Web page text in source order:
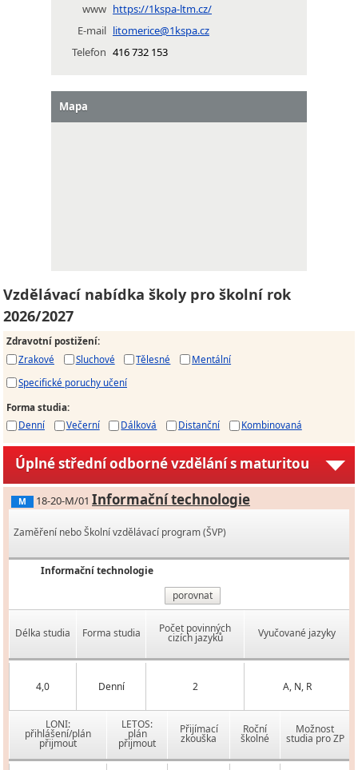
www https://1kspa-ltm.cz/
E-mail litomerice@1kspa.cz
Telefon 416 732 153
Mapa
Vzdělávací nabídka školy pro školní rok
2026/2027
Zdravotní postižení:
Zrakové
Sluchové Tělesné
Mentální
Specifické poruchy učení
Forma studia:
Denní
Večerní Dálková Distanční Kombinovaná
Úplné střední odborné vzdělání s maturitou
M 18-20-M/01 Informační technologie
Zaměření nebo Školní vzdělávací program (ŠVP)
Informační technologie
porovnat
Délka studia Forma studia Počet povinných
cizích jazyků Vyučované jazyky
4,0 Denní 2 A, N, R
LONI:
přihlášení/plán
přijmout
LETOS:
plán
přijmout
Přijímací
zkouška
Roční
školné
Možnost
studia pro ZP